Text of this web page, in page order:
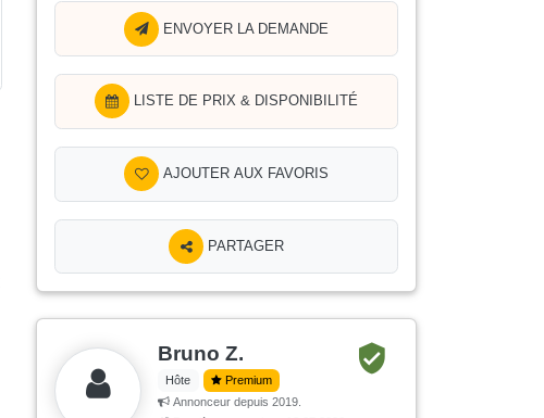
ENVOYER LA DEMANDE
LISTE DE PRIX & DISPONIBILITÉ
AJOUTER AUX FAVORIS
PARTAGER
Bruno Z.
Hôte
Premium
Annonceur depuis 2019.